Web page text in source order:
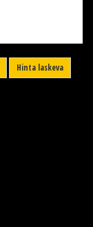
Hinta laskeva